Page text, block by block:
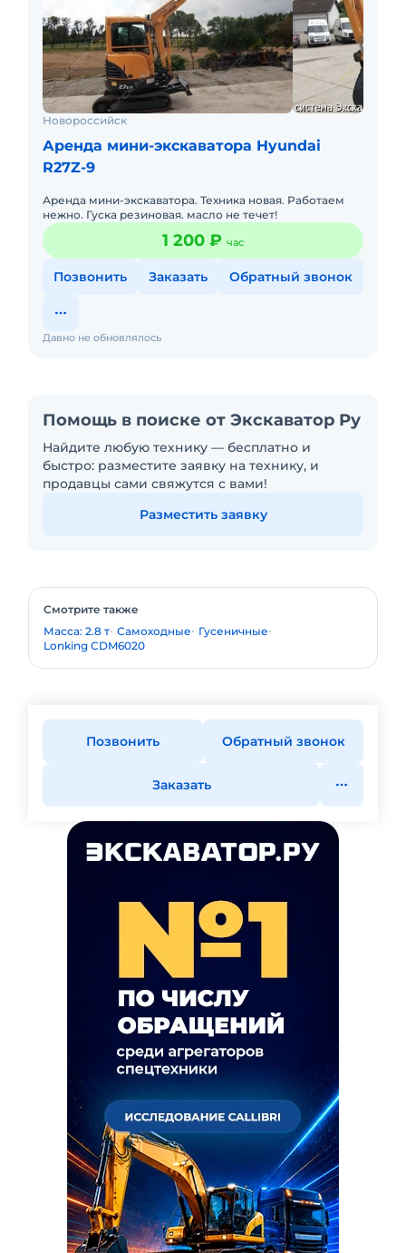
Новороссийск
Аренда мини-экскаватора Hyundai
R27Z-9
Аренда мини-экскаватора. Техника новая. Работаем
нежно. Гуска резиновая. масло не течет!
1 200 ₽ час
Позвонить Заказать Обратный звонок
Давно не обновлялось
Помощь в поиске от Экскаватор Ру
Найдите любую технику — бесплатно и
быстро: разместите заявку на технику, и
продавцы сами свяжутся с вами!
Разместить заявку
Смотрите также
Масса: 2.8 т Самоходные
Гусеничные
Lonking CDM6020
Позвонить Обратный звонок
Заказать